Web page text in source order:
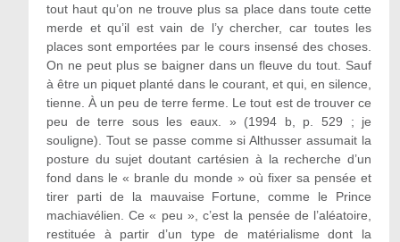
tout haut qu’on ne trouve plus sa place dans toute cette
merde et qu’il est vain de l’y chercher, car toutes les
places sont emportées par le cours insensé des choses.
On ne peut plus se baigner dans un fleuve du tout. Sauf
à être un piquet planté dans le courant, et qui, en silence,
tienne. À un peu de terre ferme. Le tout est de trouver ce
peu de terre sous les eaux. » (1994 b, p. 529 ; je
souligne). Tout se passe comme si Althusser assumait la
posture du sujet doutant cartésien à la recherche d’un
fond dans le « branle du monde » où fixer sa pensée et
tirer parti de la mauvaise Fortune, comme le Prince
machiavélien. Ce « peu », c’est la pensée de l’aléatoire,
restituée à partir d’un type de matérialisme dont la